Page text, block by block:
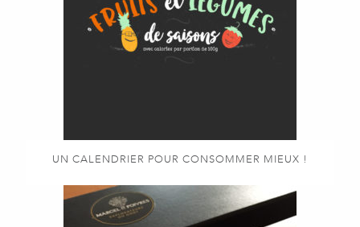
UN CALENDRIER POUR CONSOMMER MIEUX !